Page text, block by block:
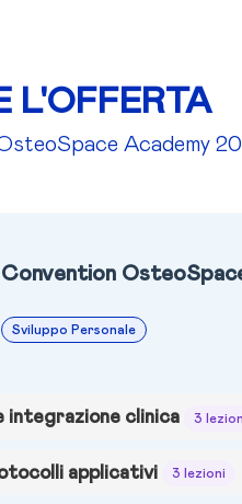
L'OFFERTA
Academy
Convention
Sviluppo Personale
integrazione clinica 3
applicativi 3 lezioni